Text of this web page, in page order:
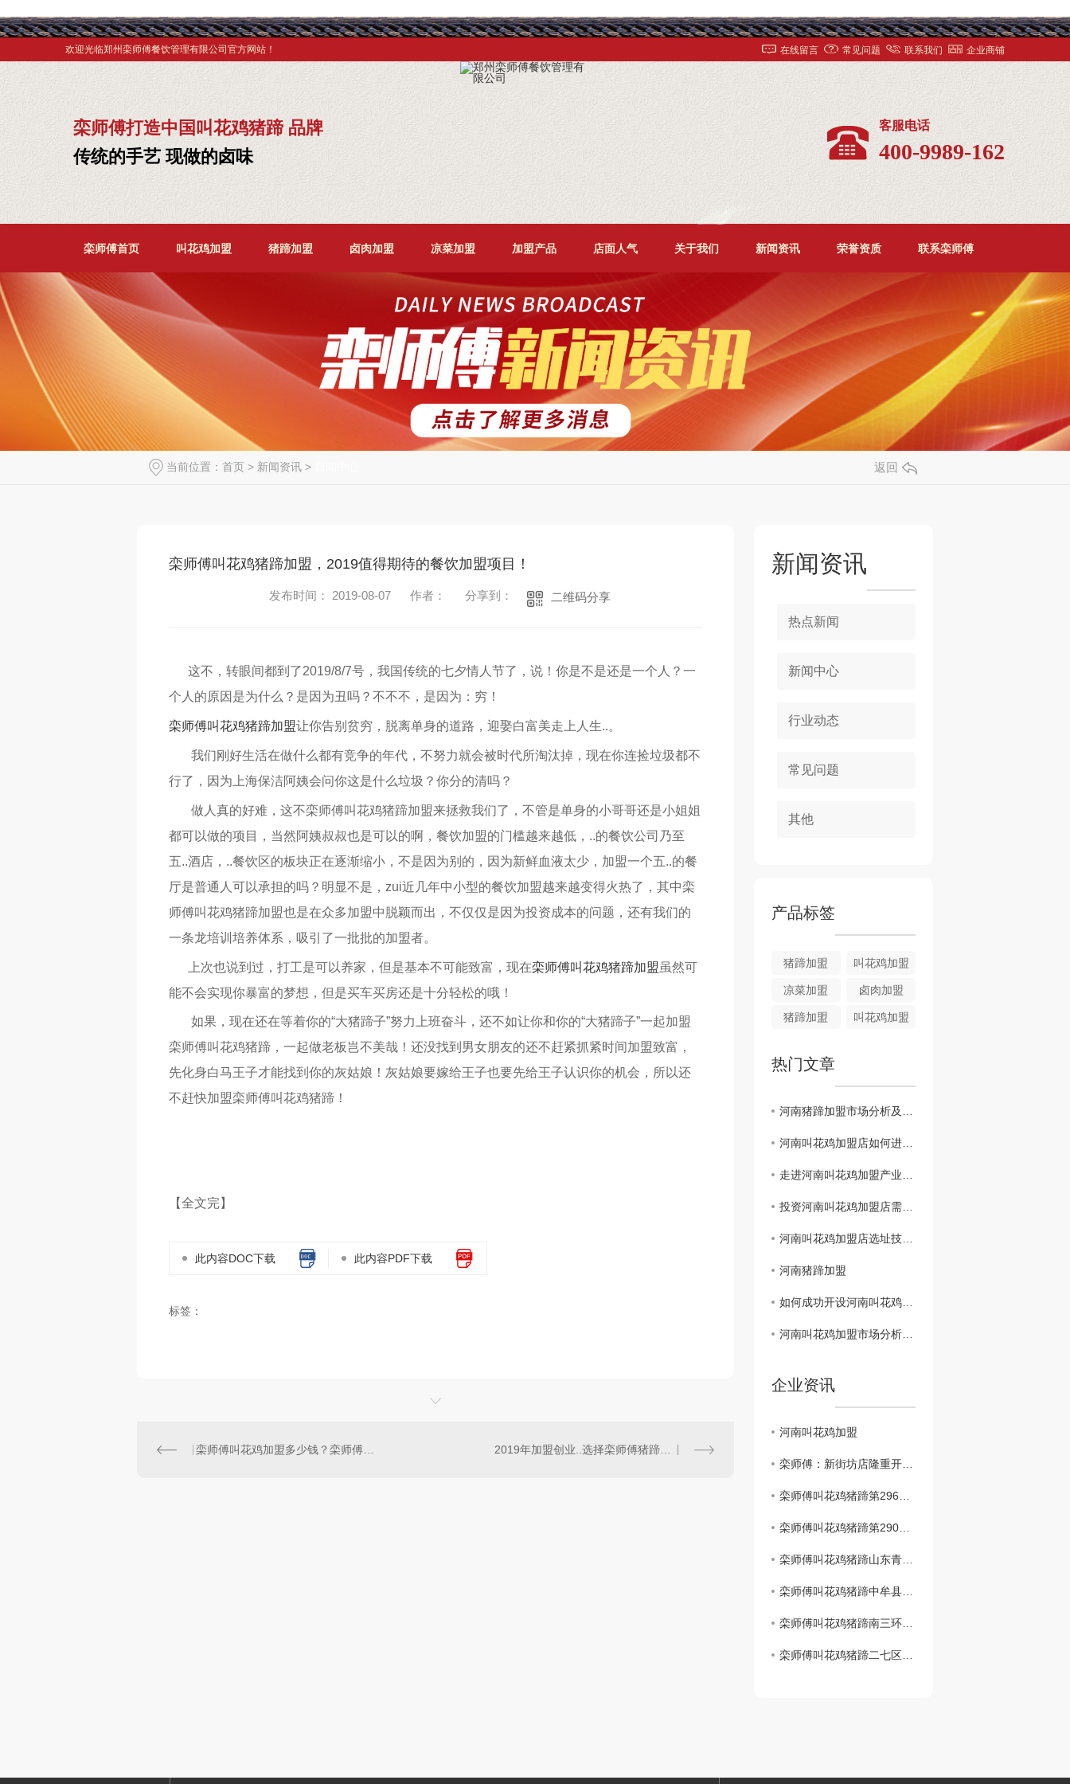
欢迎光临郑州栾师傅餐饮管理有限公司官方网站！ 在线留言 常见问题 联系我们 企业商铺
栾师傅打造中国叫花鸡猪蹄 品牌
传统的手艺 现做的卤味
客服电话
400-9989-162
栾师傅首页 叫花鸡加盟 猪蹄加盟 卤肉加盟 凉菜加盟 加盟产品 店面人气 关于我们 新闻资讯 荣誉资质 联系栾师傅
当前位置： 首页 > 新闻资讯 > 返回
栾师傅叫花鸡猪蹄加盟，2019值得期待的餐饮加盟项目！
发布时间： 2019-08-07 作者： 分享到： 二维码分享
这不，转眼间都到了2019/8/7号，我国传统的七夕情人节了，说！你是不是还是一个人？一
个人的原因是为什么？是因为丑吗？不不不，是因为：穷！
栾师傅叫花鸡猪蹄加盟让你告别贫穷，脱离单身的道路，迎娶白富美走上人生..。
我们刚好生活在做什么都有竞争的年代，不努力就会被时代所淘汰掉，现在你连捡垃圾都不
行了，因为上海保洁阿姨会问你这是什么垃圾？你分的清吗？
做人真的好难，这不栾师傅叫花鸡猪蹄加盟来拯救我们了，不管是单身的小哥哥还是小姐姐
都可以做的项目，当然阿姨叔叔也是可以的啊，餐饮加盟的门槛越来越低，..的餐饮公司乃至
五..酒店，..餐饮区的板块正在逐渐缩小，不是因为别的，因为新鲜血液太少，加盟一个五..的餐
厅是普通人可以承担的吗？明显不是，zui近几年中小型的餐饮加盟越来越变得火热了，其中栾
师傅叫花鸡猪蹄加盟也是在众多加盟中脱颖而出，不仅仅是因为投资成本的问题，还有我们的
一条龙培训培养体系，吸引了一批批的加盟者。
上次也说到过，打工是可以养家，但是基本不可能致富，现在栾师傅叫花鸡猪蹄加盟 虽然可
能不会实现你暴富的梦想，但是买车买房还是十分轻松的哦！
如果，现在还在等着你的“大猪蹄子”努力上班奋斗，还不如让你和你的“大猪蹄子”一起加盟
栾师傅叫花鸡猪蹄，一起做老板岂不美哉！还没找到男女朋友的还不赶紧抓紧时间加盟致富，
先化身白马王子才能找到你的灰姑娘！灰姑娘要嫁给王子也要先给王子认识你的机会，所以还
不赶快加盟栾师傅叫花鸡猪蹄！
【全文完】
此内容DOC下载 此内容PDF下载
标签：
栾师傅叫花鸡加盟多少钱？栾师傅叫花鸡加盟多久可以赚回成本？ 2019年加盟创业..选择栾师傅猪蹄加盟！
新闻资讯
热点新闻
新闻中心
行业动态
常见问题
其他
产品标签
猪蹄加盟 叫花鸡加盟
凉菜加盟 卤肉加盟
猪蹄加盟 叫花鸡加盟
热门文章
河南猪蹄加盟市场分析及投资前景
河南叫花鸡加盟店如何进行市场推广，提升..度？
走进河南叫花鸡加盟产业，揭秘行业发展趋势
投资河南叫花鸡加盟店需注意的风险和解决方案
河南叫花鸡加盟店选址技巧，关键在哪里？
河南猪蹄加盟
如何成功开设河南叫花鸡加盟店？经验分享
河南叫花鸡加盟市场分析及前景展望
企业资讯
河南叫花鸡加盟
栾师傅：新街坊店隆重开业了
栾师傅叫花鸡猪蹄第296家店..开业！！！
栾师傅叫花鸡猪蹄第290家店..开业！！！
栾师傅叫花鸡猪蹄山东青岛时光里店**盛大开业！！！
栾师傅叫花鸡猪蹄中牟县雁鸣社区店**开业啦
栾师傅叫花鸡猪蹄南三环盛和小区店1月2日盛大开业！
栾师傅叫花鸡猪蹄二七区铭功路店1月2日盛大开业！